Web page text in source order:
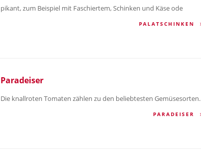
pikant, zum Beispiel mit Faschiertem, Schinken und Käse ode
PALATSCHINKEN
Paradeiser
Die knallroten Tomaten zählen zu den beliebtesten Gemüsesorten.
PARADEISER